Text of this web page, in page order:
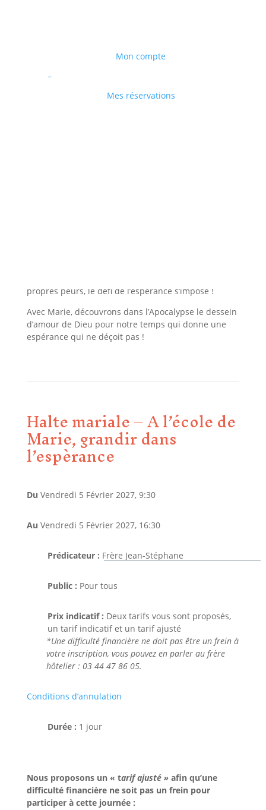
Mon compte
–
Mes réservations
propres peurs, le défi de l’espérance s’impose !
Avec Marie, découvrons dans l’Apocalypse le dessein
d’amour de Dieu pour notre temps qui donne une
espérance qui ne déçoit pas !
Halte mariale – A l’école de
Marie, grandir dans
l’espèrance
Du Vendredi 5 Février 2027, 9:30
Au Vendredi 5 Février 2027, 16:30
Prédicateur : Frère Jean-Stéphane
Public : Pour tous
Prix indicatif : Deux tarifs vous sont proposés,
un tarif indicatif et un tarif ajusté
Conditions d’annulation
Durée : 1 jour
Nous proposons un « tarif ajusté »afin qu’une
difficulté financière ne soit pas un frein pour
participer à cette journée :